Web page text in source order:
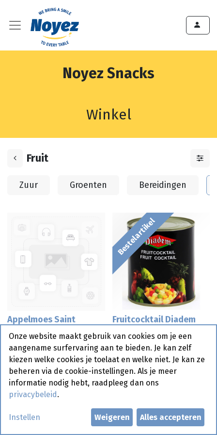
Noyez Snacks
Winkel
Fruit
Zuur Groenten Bereidingen
Appelmoes Saint
Mamet 120 x 100 gr
Bestelartikel
Fruitcocktail Diadem
Bestelartikel
Onze website maakt gebruik van cookies om je een
aangename surfervaring aan te bieden. Je kan zelf
kiezen welke cookies je toelaat en welke niet. Je kan ze
beheren via de cookie-instellingen. Als je meer
informatie nodig hebt, raadpleeg dan ons
privacybeleid .
Instellen Weigeren Alles accepteren